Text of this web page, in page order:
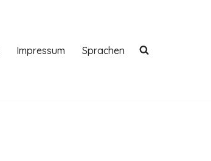
Impressum Sprachen